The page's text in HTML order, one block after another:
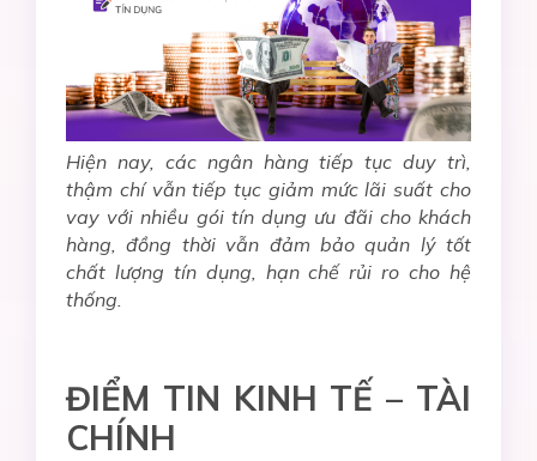
Hiện nay, các ngân hàng tiếp tục duy trì,
thậm chí vẫn tiếp tục giảm mức lãi suất cho
vay với nhiều gói tín dụng ưu đãi cho khách
hàng, đồng thời vẫn đảm bảo quản lý tốt
chất lượng tín dụng, hạn chế rủi ro cho hệ
thống.
ĐIỂM TIN KINH TẾ – TÀI
CHÍNH